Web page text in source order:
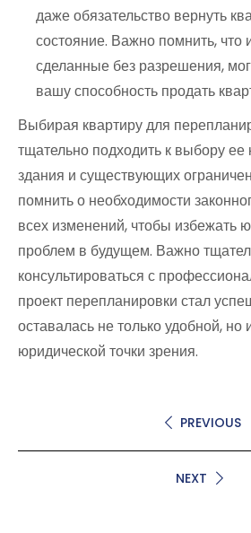
даже обязательство вернуть
состояние. Важно помнить, что
сделанные без разрешения,
вашу способность продать
Выбирая квартиру для
тщательно подходить к выбору ее
здания и существующих
помнить о необходимости
всех изменений, чтобы избежать
проблем в будущем. Важно
консультироваться с
проект перепланировки стал
оставалась не только удобной, но
юридической точки зрения.
PREVIOUS
NEXT